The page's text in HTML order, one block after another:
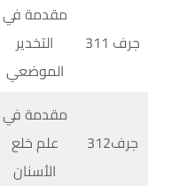
جرف 311
مقدمة في
التخدير
الموضعي
جرف312
مقدمة في
علم خلع
الأسنان